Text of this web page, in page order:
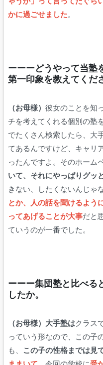
かに過ごせました。
ーーーどうやって当
第一印象を教えてくだ
（お母様） 彼女のことを知
チを考えてくれる個別の塾
でたくさん検索したら、大
てあるんですけど、キャリ
ったんですよ。そのホーム
いて、それにやっぱりグッ
きない、したくないんじゃ
とか、人の話を聞けるよう
ってあげることが大事だと
ていうのが一番でした。
ーーー集団塾と比べる
したか。
（お母様）大手塾はクラス
っていう形なので、この子
も、 この子の性格までは見